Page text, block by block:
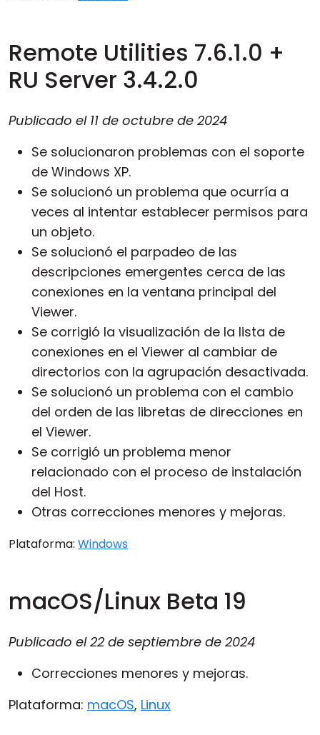
Remote Utilities 7.6.1.0 +
RU Server 3.4.2.0
Publicado el 11 de octubre de 2024
Se solucionaron problemas con el soporte
de Windows XP.
Se solucionó un problema que ocurría a
veces al intentar establecer permisos para
un objeto.
Se solucionó el parpadeo de las
descripciones emergentes cerca de las
conexiones en la ventana principal del
Viewer.
Se corrigió la visualización de la lista de
conexiones en el Viewer al cambiar de
directorios con la agrupación desactivada.
Se solucionó un problema con el cambio
del orden de las libretas de direcciones en
el Viewer.
Se corrigió un problema menor
relacionado con el proceso de instalación
del Host.
Otras correcciones menores y mejoras.
Plataforma: Windows
macOS/Linux Beta 19
Publicado el22 de septiembre de 2024
Correcciones menores y mejoras.
Plataforma: macOS, Linux